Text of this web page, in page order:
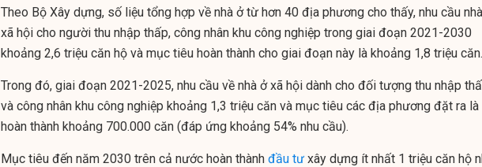
Theo Bộ Xây dựng, số liệu tổng hợp về nhà ở từ hơn 40 địa phương cho thấy, nhu cầu
xã hội cho người thu nhập thấp, công nhân khu công nghiệp trong giai đoạn 2021-2030
khoảng 2,6 triệu căn hộ và mục tiêu hoàn thành cho giai đoạn này là khoảng 1,8 triệu căn.
Trong đó, giai đoạn 2021-2025, nhu cầu về nhà ở xã hội dành cho đối tượng thu nhập
và công nhân khu công nghiệp khoảng 1,3 triệu căn và mục tiêu các địa phương đặt ra là
hoàn thành khoảng 700.000 căn (đáp ứng khoảng 54% nhu cầu).
Mục tiêu đến năm 2030 trên cả nước hoàn thành đầu tư xây dựng ít nhất 1 triệu căn hộ